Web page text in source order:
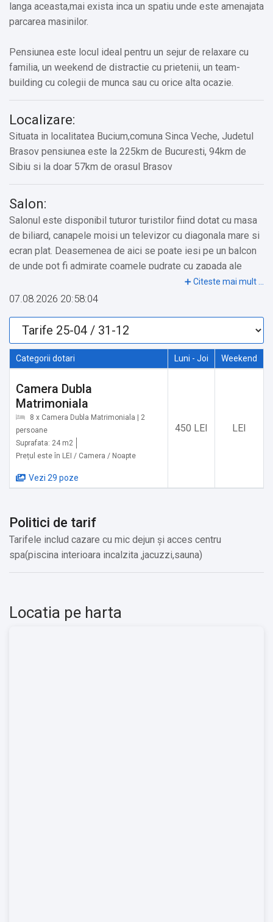
langa aceasta,mai exista inca un spatiu unde este amenajata
parcarea masinilor.
Pensiunea este locul ideal pentru un sejur de relaxare cu
familia, un weekend de distractie cu prietenii, un team-
building cu colegii de munca sau cu orice alta ocazie.
Localizare:
Situata in localitatea Bucium,comuna Sinca Veche, Judetul
Brasov pensiunea este la 225km de Bucuresti, 94km de
Sibiu si la doar 57km de orasul Brasov
Salon:
Salonul este disponibil tuturor turistilor fiind dotat cu masa
de biliard, canapele moisi un televizor cu diagonala mare si
ecran plat. Deasemenea de aici se poate iesi pe un balcon
de unde pot fi admirate coamele pudrate cu zapada ale
Restaurant Pensiunea Casa Moga:
Clientii beneficiaza de servicii de masa astfel:mic dejun,
demipensiune, pensiune completa.
Obiective turistice în zonă:
Obiective turistice in apropiere:
Manastirea Bucium,Asezamantul de la Sinca Veche
(Manastirea rupestra), Poiana narciselor.
Manastirea Sambata, Cetatea Fagaras.
Servicii suplimentare incluse in pret:
07.08.2026 20:58:04
Categorii dotari Luni - Joi Weekend
Camera Dubla
Matrimoniala
8 x Camera Dubla Matrimoniala | 2
persoane
Suprafata: 24 m2
Prețul este în LEI / Camera / Noapte
Vezi 29 poze
450 LEI LEI
Politici de tarif
Tarifele includ cazare cu mic dejun și acces centru
spa(piscina interioara incalzita ,jacuzzi,sauna)
Locatia pe harta